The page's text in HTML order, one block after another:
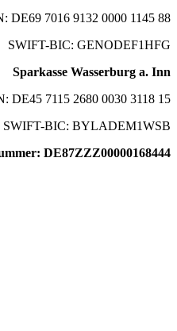
DE69 7016 9132 0000 1145 88
SWIFT-BIC: GENODEF1HFG
Sparkasse Wasserburg a. Inn
DE45 7115 2680 0030 3118 15
SWIFT-BIC: BYLADEM1WSB
DE87ZZZ00000168444